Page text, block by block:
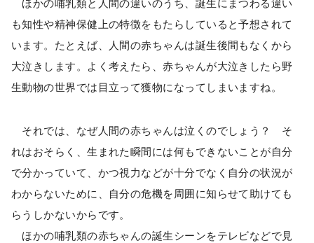
ほかの哺乳類と人間の違いのうち、誕生にまつわる違い
も知性や精神保健上の特徴をもたらしていると予想されて
います。たとえば、人間の赤ちゃんは誕生後間もなくから
大泣きします。よく考えたら、赤ちゃんが大泣きしたら野
生動物の世界では目立って獲物になってしまいますね。
それでは、なぜ人間の赤ちゃんは泣くのでしょう？ そ
れはおそらく、生まれた瞬間には何もできないことが自分
で分かっていて、かつ視力などが十分でなく自分の状況が
わからないために、自分の危機を周囲に知らせて助けても
らうしかないからです。
ほかの哺乳類の赤ちゃんの誕生シーンをテレビなどで見